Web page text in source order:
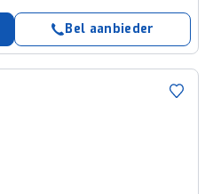
Bel aanbieder